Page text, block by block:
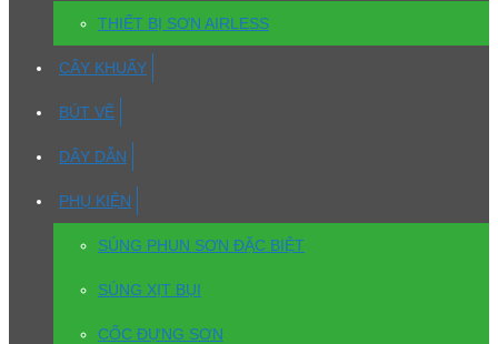
THIẾT BỊ SƠN AIRLESS
CÂY KHUẤY
BÚT VẼ
DÂY DẪN
PHỤ KIỆN
SÚNG PHUN SƠN ĐẶC BIỆT
SÚNG XỊT BỤI
CỐC ĐỰNG SƠN